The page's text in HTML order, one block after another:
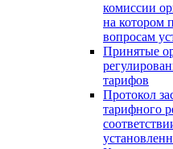
комиссии
на котором
вопросам
Принятые
тарифов
Протокол
тарифного